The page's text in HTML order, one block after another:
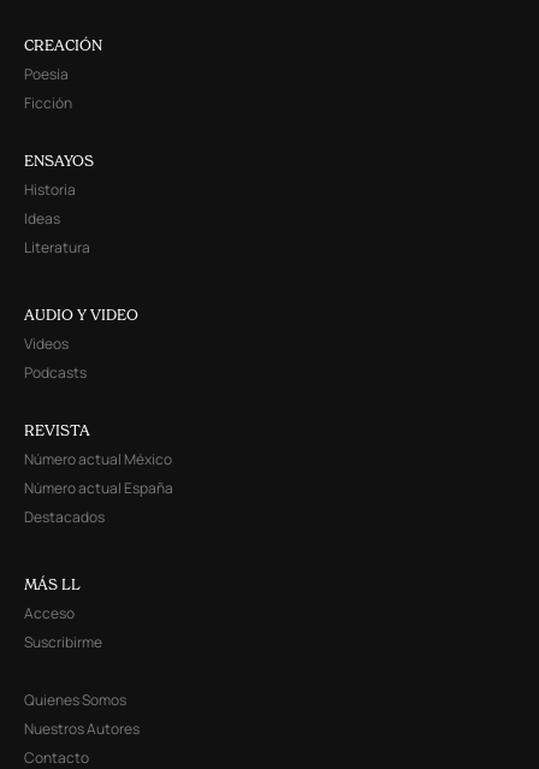
CREACIÓN
Poesía
Ficción
ENSAYOS
Historia
Ideas
Literatura
AUDIO Y VIDEO
Videos
Podcasts
REVISTA
Número actual México
Número actual España
Destacados
MÁS LL
Acceso
Suscribirme
Quienes Somos
Nuestros Autores
Contacto